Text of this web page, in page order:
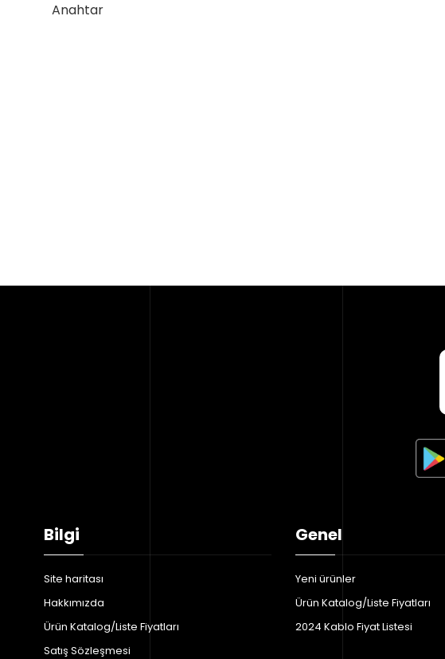
Anahtar
Bilgi
Site haritası
Hakkımızda
Ürün Katalog/Liste Fiyatları
Satış Sözleşmesi
Genel
Yeni ürünler
Ürün Katalog/Liste Fiyatları
2024 Kablo Fiyat Listesi